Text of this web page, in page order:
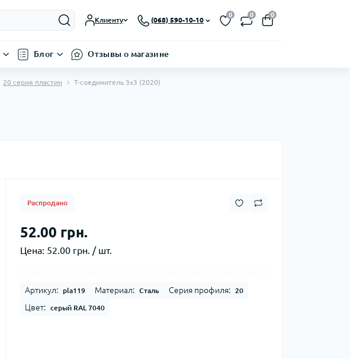
Клиенту (068) 590-10-10
0 0 0
Блог Отзывы о магазине
20 серия пластин Т-соединитель 3х3 (2020)
Распродано
52.00 грн.
Цена: 52.00 грн. / шт.
Артикул: pla119 Материал: Сталь Серия профиля: 20
Цвет: серый RAL 7040